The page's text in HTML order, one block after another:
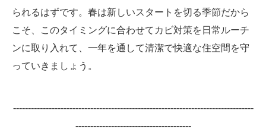
られるはずです。春は新しいスタートを切る季節だから
こそ、このタイミングに合わせてカビ対策を日常ルーチ
ンに取り入れて、一年を通して清潔で快適な住空間を守
っていきましょう。
---------------------------------------------------------------------------------
---------------------------------------